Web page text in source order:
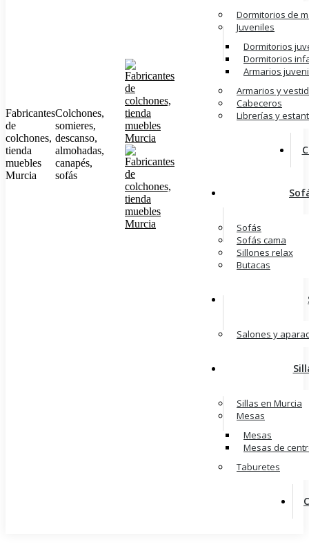
Fabricantes
de
colchones,
tienda
muebles
Murcia
Colchones,
somieres,
descanso,
almohadas,
canapés,
sofás
Dormitorios de
Juveniles
Dormitorios
Dormitorios
Armarios
Armarios y
Cabeceros
Librerías y
Sofás
Sofás cama
Sillones relax
Butacas
Salones y
Sillas en Murcia
Mesas
Mesas
Mesas de
Taburetes